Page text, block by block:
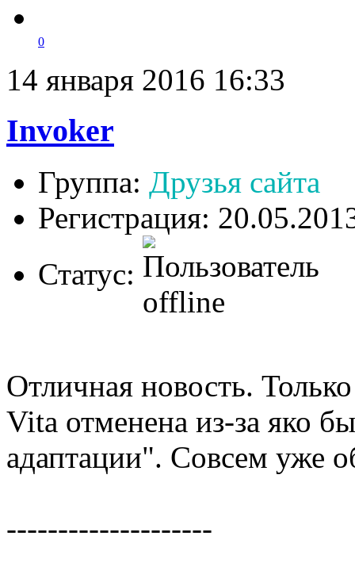
0
14 января 2016 16:33
Invoker
Группа: Друзья сайта
Регистрация:
Статус:
Отличная новость.
Vita отменена из-за яко
адаптации". Совсем уже
--------------------